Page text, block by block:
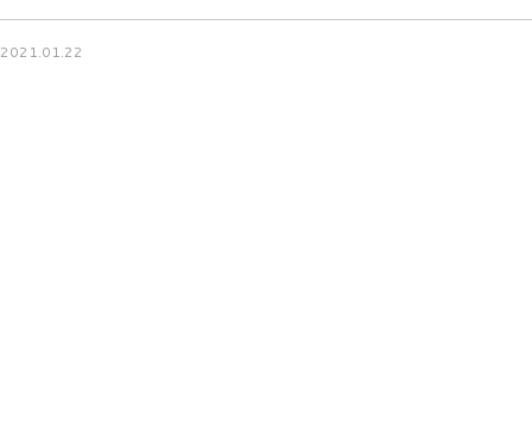
2021.01.22